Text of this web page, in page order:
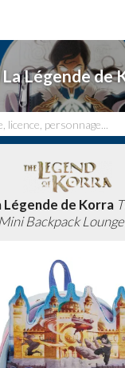
LOUNGEFLY
LICENCES
NOUVEAUTÉS
BONS PLANS
ACTUALITÉS
DERNIERS AJOUTS
La Légende de
Légende de Korra
Mini Backpack